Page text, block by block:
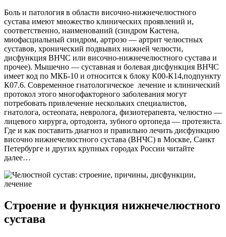
Боль и патология в области височно-нижнечелюстного
сустава имеют множество клинических проявлений и,
соответственно, наименований (синдром Кастена,
миофасциальный синдром, артрозо — артрит челюстных
суставов, хронический подвывих нижней челюсти,
дисфункция ВНЧС или височно-нижнечелюстного сустава и
прочее). Мышечно — суставная и болевая дисфункция ВНЧС
имеет код по МКБ-10 и относится к блоку К00-К14,подпункту
К07.6. Современное гнатологическое лечение и клинический
протокол этого многофакторного заболевания могут
потребовать привлечение нескольких специалистов,
гнатолога, остеопата, невролога, физиотерапевта, челюстно —
лицевого хирурга, ортодонта, зубного ортопеда — протезиста.
Где и как поставить диагноз и правильно лечить дисфункцию
височно нижнечелюстного сустава (ВНЧС) в Москве, Санкт
Петербурге и других крупных городах России читайте
далее…
Строение и функция нижнечелюстного
сустава